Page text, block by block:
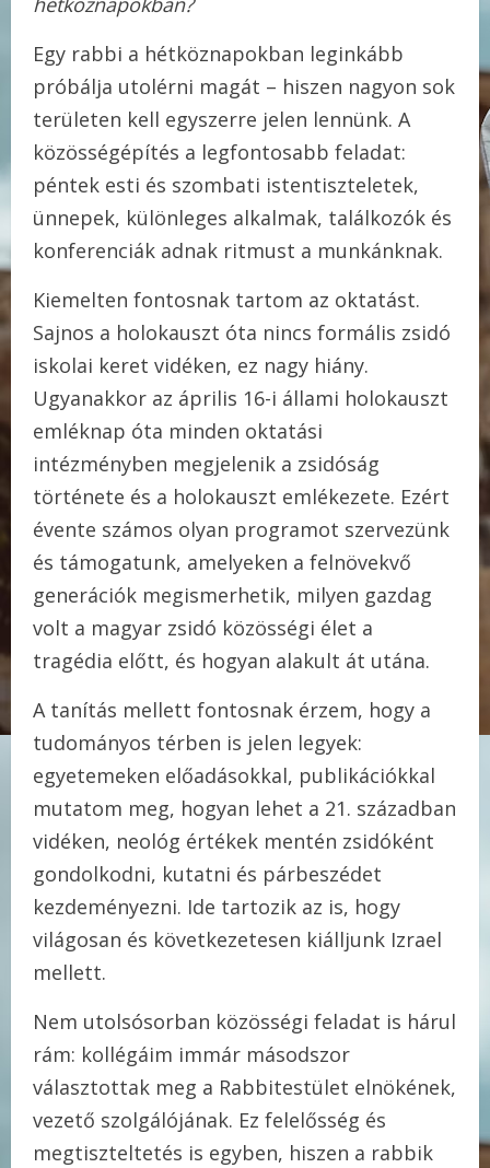
Egy rabbi a hétköznapokban leginkább
próbálja utolérni magát – hiszen nagyon sok
területen kell egyszerre jelen lennünk. A
közösségépítés a legfontosabb feladat:
péntek esti és szombati istentiszteletek,
ünnepek, különleges alkalmak, találkozók és
konferenciák adnak ritmust a munkánknak.
Kiemelten fontosnak tartom az oktatást.
Sajnos a holokauszt óta nincs formális zsidó
iskolai keret vidéken, ez nagy hiány.
Ugyanakkor az április 16-i állami holokauszt
emléknap óta minden oktatási
intézményben megjelenik a zsidóság
története és a holokauszt emlékezete. Ezért
évente számos olyan programot szervezünk
és támogatunk, amelyeken a felnövekvő
generációk megismerhetik, milyen gazdag
volt a magyar zsidó közösségi élet a
tragédia előtt, és hogyan alakult át utána.
A tanítás mellett fontosnak érzem, hogy a
tudományos térben is jelen legyek:
egyetemeken előadásokkal, publikációkkal
mutatom meg, hogyan lehet a 21. században
vidéken, neológ értékek mentén zsidóként
gondolkodni, kutatni és párbeszédet
kezdeményezni. Ide tartozik az is, hogy
világosan és következetesen kiálljunk Izrael
mellett.
Nem utolsósorban közösségi feladat is hárul
rám: kollégáim immár másodszor
választottak meg a Rabbitestület elnökének,
vezető szolgálójának. Ez felelősség és
megtiszteltetés is egyben, hiszen a rabbik